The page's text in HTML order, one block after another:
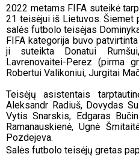
2022 metams FIFA suteikė
21 teisėjui iš Lietuvos. Šiemet
salės futbolo teisėjas
FIFA kategorija buvo
ji suteikta Donatui
Lavrenovaitei-Perez (pirma
Robertui Valikoniui, Jurgitai
Teisėjų asistentais
Aleksandr Radiuš, Dovydas
Vytis Snarskis, Edgaras
Ramanauskienė, Ugnė
Pozdejeva.
Salės futbolo teisėjų gretas